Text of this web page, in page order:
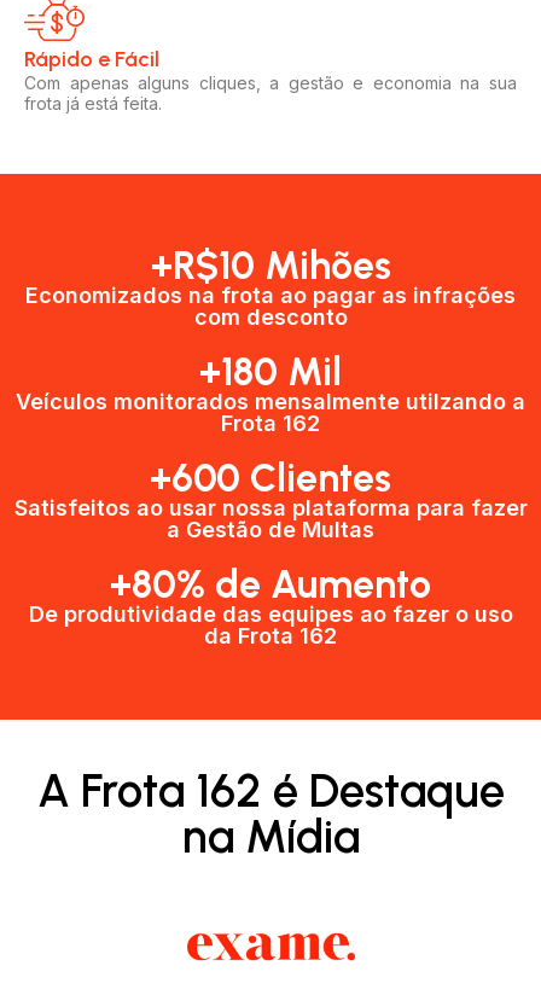
Rápido e Fácil​
Com apenas alguns cliques, a gestão e economia na sua
frota já está feita.
+R$10 Mihões
Economizados na frota ao pagar as infrações
com desconto
+180 Mil
Veículos monitorados mensalmente utilzando a
Frota 162
+600 Clientes​
Satisfeitos ao usar nossa plataforma para fazer
a Gestão de Multas​
+80% de Aumento
De produtividade das equipes ao fazer o uso
da Frota 162​
A Frota 162 é Destaque
na Mídia